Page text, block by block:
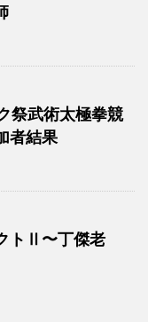
祭武術太極拳競
者結果
トⅡ〜丁傑老